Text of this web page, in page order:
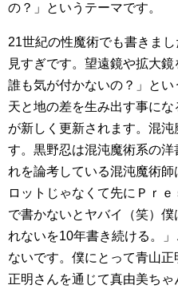
の？」というテーマです。
21世紀の性魔術でも書きま
見すぎです。望遠鏡や拡大
誰も気が付かないの？」と
天と地の差を生み出す事に
が新しく更新されます。混
す。黒野忍は混沌魔術系の
れを論考している混沌魔術
ロットじゃなくて先にＰｒ
で書かないとヤバイ（笑）
れないを10年書き続ける。
ないです。僕にとって青山
正明さんを通じて真由美ちゃ